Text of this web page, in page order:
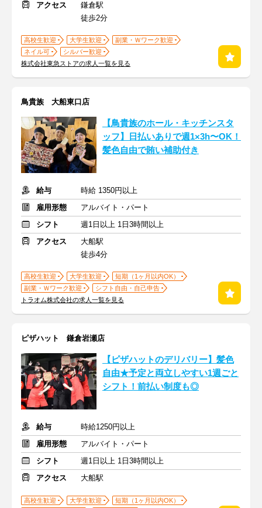
アクセス
鎌倉駅
徒歩2分
高校生歓迎 大学生歓迎
副業・Ｗワーク歓迎
ネイル可
シルバー歓迎
株式会社東急ストアの求人一覧を見る
鳥貴族 大船東口店
【鳥貴族のホール・キッチンスタ
ッフ】日払いありで週1×3h〜OK！
髪色自由で賄い補助付き
給与
時給 1350円以上
雇用形態
アルバイト・パート
シフト
週1日以上 1日3時間以上
アクセス
大船駅
徒歩4分
高校生歓迎 大学生歓迎
短期（1ヶ月以内OK）
副業・Ｗワーク歓迎
シフト自由・自己申告
トラオム株式会社の求人一覧を見る
ピザハット 鎌倉岩瀬店
【ピザハットのデリバリー】髪色
自由★予定と両立しやすい1週ごと
シフト！前払い制度も◎
給与
時給1250円以上
雇用形態
アルバイト・パート
シフト
週1日以上 1日3時間以上
アクセス
大船駅
高校生歓迎 大学生歓迎 短期（1ヶ月以内OK）